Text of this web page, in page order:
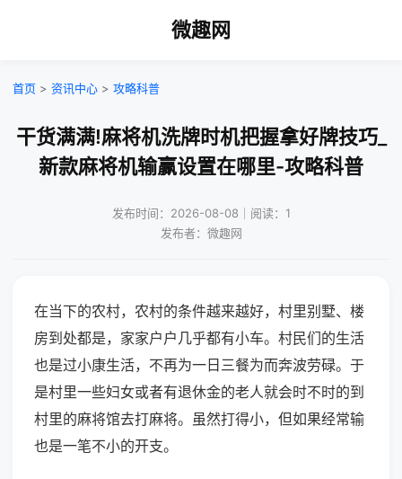
微趣网
首页 > 资讯中心 > 攻略科普
干货满满!麻将机洗牌时机把握拿好牌技巧_
新款麻将机输赢设置在哪里-攻略科普
发布时间：2026-08-08｜阅读：1
发布者：微趣网
在当下的农村，农村的条件越来越好，村里别墅、楼
房到处都是，家家户户几乎都有小车。村民们的生活
也是过小康生活，不再为一日三餐为而奔波劳碌。于
是村里一些妇女或者有退休金的老人就会时不时的到
村里的麻将馆去打麻将。虽然打得小，但如果经常输
也是一笔不小的开支。